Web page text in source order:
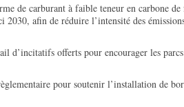
de carburant à faible teneur en carbone de
2030, afin de réduire l’intensité des
d’incitatifs offerts pour encourager les
pour soutenir l’installation de